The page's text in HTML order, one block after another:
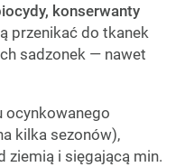
konserwanty
przenikać do tkanek
sadzonek — nawet
ocynkowanego
kilka sezonów),
ziemią i sięgającą min.